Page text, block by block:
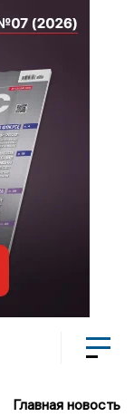
Главная новость